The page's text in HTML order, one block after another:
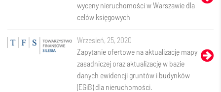
wyceny nieruchomości w Warszawie dla
celów księgowych
wrzesień, 25, 2020
Zapytanie ofertowe na aktualizację mapy
zasadniczej oraz aktualizację w bazie
danych ewidencji gruntów i budynków
(EGiB) dla nieruchomości.